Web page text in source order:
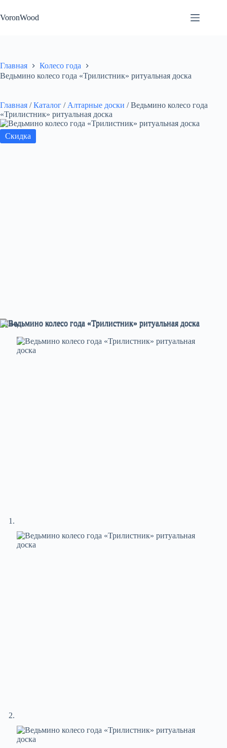
к
сути
VoronWood
Главная
Колесо года
Ведьмино колесо года «Трилистник» ритуальная доска
Главная / Каталог / Алтарные доски / Ведьмино колесо года
«Трилистник» ритуальная доска
Скидка